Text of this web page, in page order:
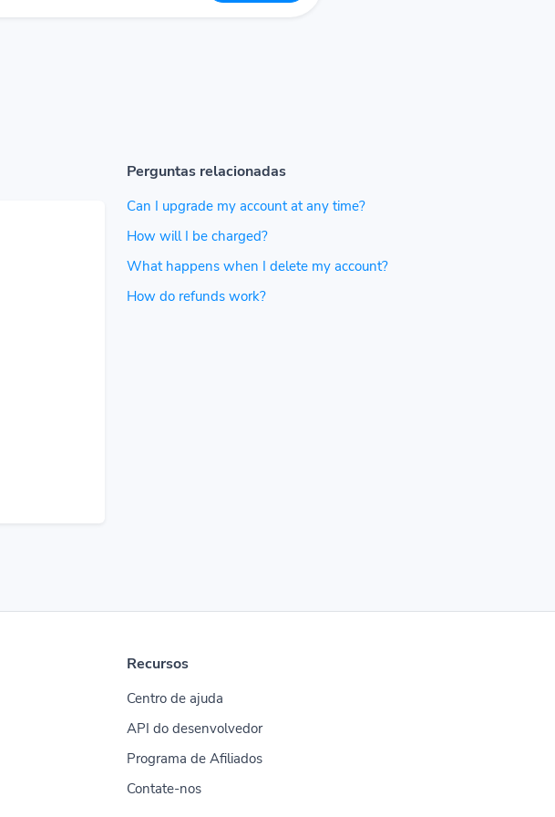
Perguntas relacionadas
Can I upgrade my account at any time?
How will I be charged?
What happens when I delete my account?
How do refunds work?
Recursos
Centro de ajuda
API do desenvolvedor
Programa de Afiliados
Contate-nos